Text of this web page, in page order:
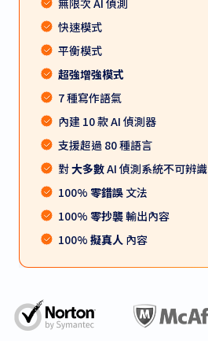
無限次 AI 偵測
快速模式
平衡模式
超強增強模式
7 種寫作語氣
內建 10 款 AI 偵測器
支援超過 80 種語言
對大多數AI 偵測系統不可辨識
100% 零錯誤 文法
100% 零抄襲輸出內容
100% 擬真人 內容